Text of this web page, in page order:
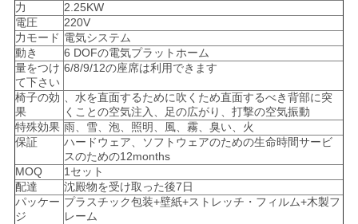
地
図
PRIVACY
POLICY
力
2.25KW
電圧
220V
力モード 電気システム
動き
6 DOFの電気プラットホーム
量をつけ
て下さい
6/8/9/12の座席は利用できます
椅子の効
果
、水を直面するために吹くため直面するべき背部に突
くことの空気注入、足の広がり、打撃の空気振動
特殊効果 雨、雪、泡、照明、風、霧、臭い、火
保証
ハードウェア、ソフトウェアのための生命時間サービ
スのための12months
MOQ
1セット
配達
沈殿物を受け取った後7日
パッケー
ジ
プラスチック包装+壁紙+ストレッチ・フィルム+木製フ
レーム